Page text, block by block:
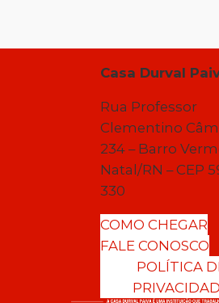
Casa Durval
Rua Professor
Clementino
234 – Barro
Natal/RN – CEP
330
COMO CHEGAR
FALE CONOSCO
POLÍTICA